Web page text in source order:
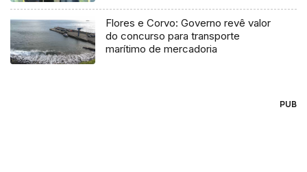
Flores e Corvo: Governo revê valor
do concurso para transporte
marítimo de mercadoria
PUB